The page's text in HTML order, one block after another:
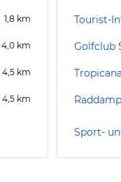
1,8 km
4,0 km
4,5 km
4,5 km
Tourist-
Golfclub
Sport-